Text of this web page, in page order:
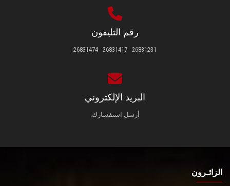
رقم التليفون
26831231 - 26831417 - 26831474
البريد الإلكتروني
أرسل استفسارك.
الزائـرون